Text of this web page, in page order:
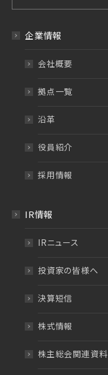
企業情報
会社概要
拠点一覧
沿革
役員紹介
採用情報
IR情報
IRニュース
投資家の皆様へ
決算短信
株式情報
株主総会関連資料